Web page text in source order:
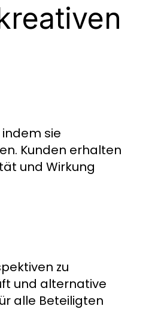
sie
Kunden erhalten
und Wirkung
zu
und alternative
alle Beteiligten